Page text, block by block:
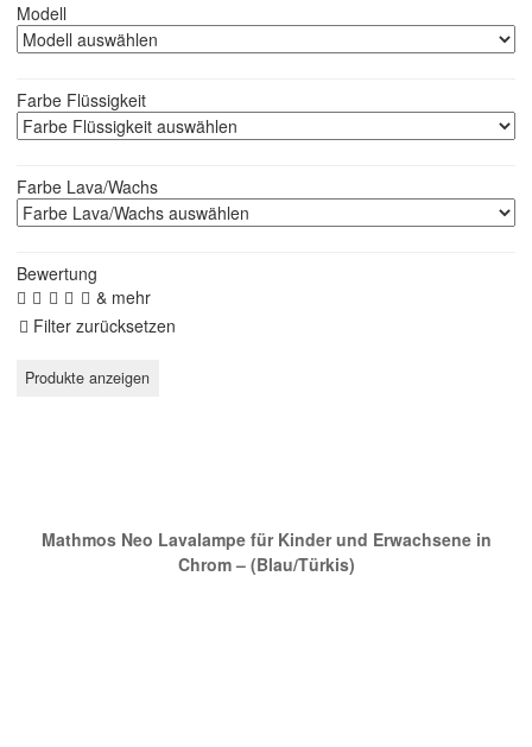
Modell
Farbe Flüssigkeit
Farbe Lava/Wachs
Bewertung
& mehr
Filter zurücksetzen
Mathmos Neo Lavalampe für Kinder und Erwachsene in
Chrom – (Blau/Türkis)